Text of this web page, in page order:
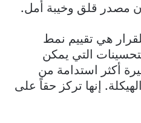
مصدر قلق وخيبة أمل.
هي تقييم نمط
التي يمكن
أكثر استدامة من
إنها تركز حقاً على